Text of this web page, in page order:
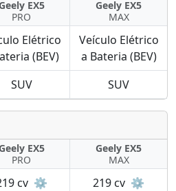
EX5
PRO
Geely EX5
MAX
Elétrico
(BEV)
Veículo Elétrico
a Bateria (BEV)
SUV SUV
EX5
PRO
Geely EX5
MAX
cv ⚙️ 219 cv ⚙️